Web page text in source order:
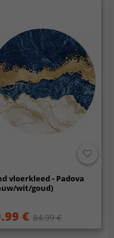
vloerkleed - Padova
wit/goud)
€ 84.99 €